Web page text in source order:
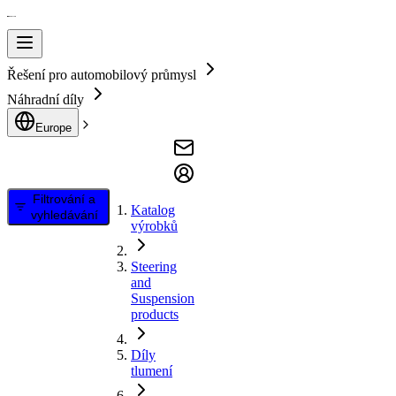
Řešení pro automobilový průmysl
Náhradní díly
Europe
Filtrování a
vyhledávání
Katalog
výrobků
Steering
and
Suspension
products
Díly
tlumení